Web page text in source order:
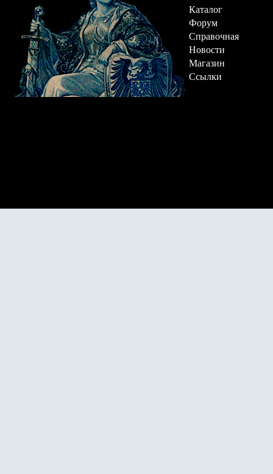
Каталог
Форум
Справочная
Новости
Магазин
Ссылки